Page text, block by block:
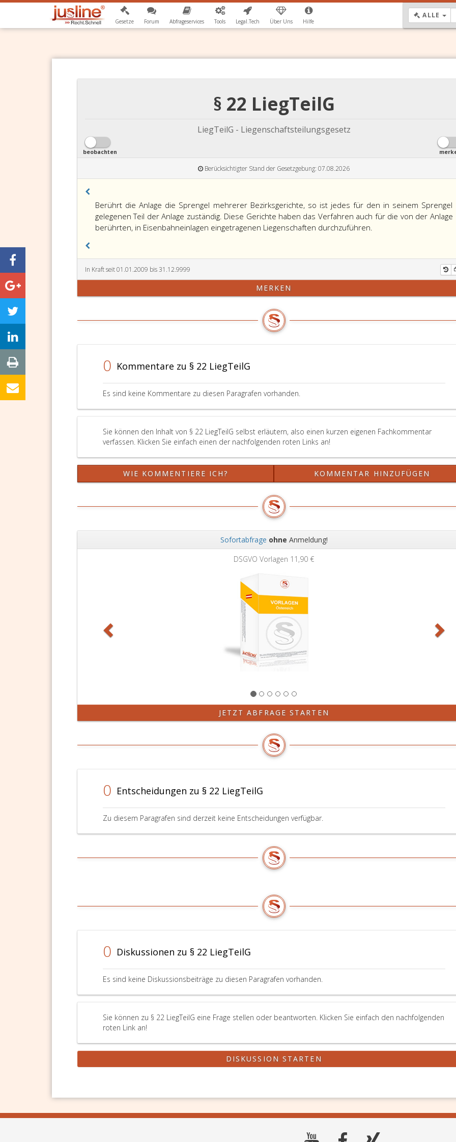
Gesetze Forum Abfrageservices Tools Legal.Tech Über Uns Hilfe
ALLE
§ 22 LiegTeilG
LiegTeilG - Liegenschaftsteilungsgesetz
beobachten
Berücksichtigter Stand der Gesetzgebung: 07.08.2026
Paragraph
22,
Berührt die Anlage die Sprengel mehrerer Bezirksgerichte, so ist jedes für den in seinem Sprengel
gelegenen Teil der Anlage zuständig. Diese Gerichte haben das Verfahren auch für die von der Anlage
berührten, in Eisenbahneinlagen eingetragenen Liegenschaften durchzuführen.
In Kraft seit 01.01.2009 bis 31.12.9999
MERKEN
0 Kommentare zu § 22 LiegTeilG
Es sind keine Kommentare zu diesen Paragrafen vorhanden.
Sie können den Inhalt von § 22 LiegTeilG selbst erläutern, also einen kurzen eigenen Fachkommentar
verfassen. Klicken Sie einfach einen der nachfolgenden roten Links an!
WIE KOMMENTIERE ICH? KOMMENTAR HINZUFÜGEN
Sofortabfrage ohne Anmeldung!
DSGVO Vorlagen 11,90 €
JETZT ABFRAGE STARTEN
0 Entscheidungen zu § 22 LiegTeilG
Zu diesem Paragrafen sind derzeit keine Entscheidungen verfügbar.
0 Diskussionen zu § 22 LiegTeilG
Es sind keine Diskussionsbeiträge zu diesen Paragrafen vorhanden.
Sie können zu § 22 LiegTeilG eine Frage stellen oder beantworten. Klicken Sie einfach den nachfolgenden
roten Link an!
DISKUSSION STARTEN